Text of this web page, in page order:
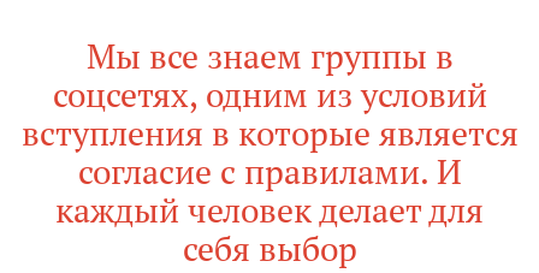
Мы все знаем группы в
соцсетях, одним из условий
вступления в которые является
согласие с правилами. И
каждый человек делает для
себя выбор